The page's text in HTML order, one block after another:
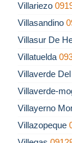
Villariezo
Villasandino
Villasur De
Villatuelda
Villaverde
Villaverde-
Villayerno
Villazopeque